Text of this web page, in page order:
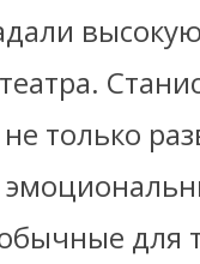
только
для